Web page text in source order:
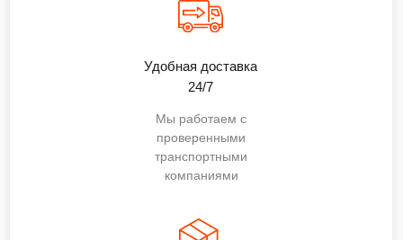
Удобная доставка
24/7
Мы работаем с
проверенными
транспортными
компаниями